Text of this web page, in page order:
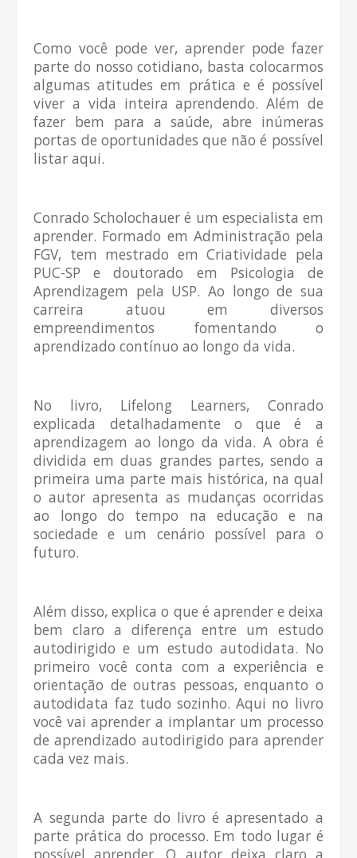
Como você pode ver, aprender pode fazer
parte do nosso cotidiano, basta colocarmos
algumas atitudes em prática e é possível
viver a vida inteira aprendendo. Além de
fazer bem para a saúde, abre inúmeras
portas de oportunidades que não é possível
listar aqui.
Conrado Scholochauer é um especialista em
aprender. Formado em Administração pela
FGV, tem mestrado em Criatividade pela
PUC-SP e doutorado em Psicologia de
Aprendizagem pela USP. Ao longo de sua
carreira atuou em diversos
empreendimentos fomentando o
aprendizado contínuo ao longo da vida.
No livro, Lifelong Learners, Conrado
explicada detalhadamente o que é a
aprendizagem ao longo da vida. A obra é
dividida em duas grandes partes, sendo a
primeira uma parte mais histórica, na qual
o autor apresenta as mudanças ocorridas
ao longo do tempo na educação e na
sociedade e um cenário possível para o
futuro.
Além disso, explica o que é aprender e deixa
bem claro a diferença entre um estudo
autodirigido e um estudo autodidata. No
primeiro você conta com a experiência e
orientação de outras pessoas, enquanto o
autodidata faz tudo sozinho. Aqui no livro
você vai aprender a implantar um processo
de aprendizado autodirigido para aprender
cada vez mais.
A segunda parte do livro é apresentado a
parte prática do processo. Em todo lugar é
possível aprender. O autor deixa claro a